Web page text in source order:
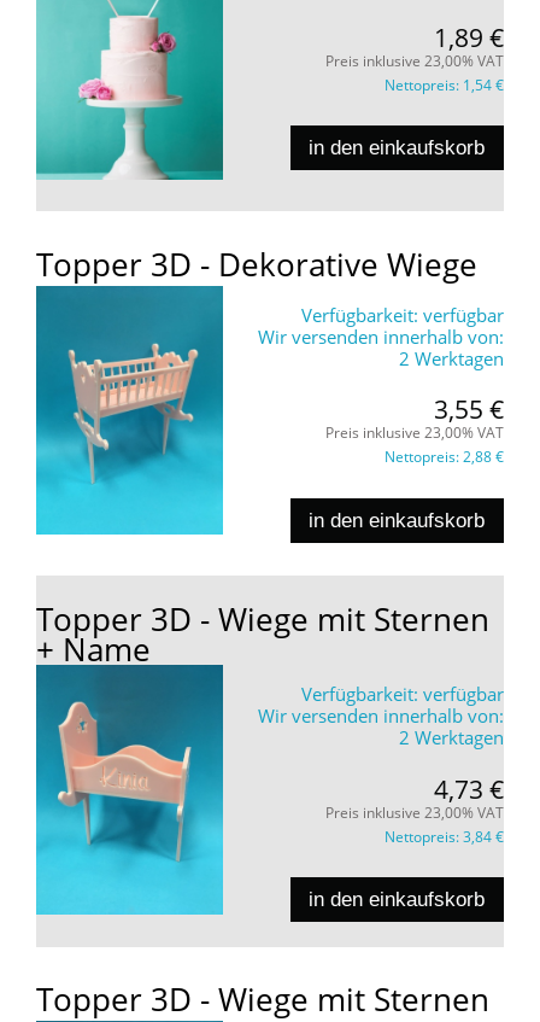
1,89 €
Preis inklusive 23,00% VAT
Nettopreis: 1,54 €
in den einkaufskorb
Topper 3D - Dekorative Wiege
Verfügbarkeit: verfügbar
Wir versenden innerhalb von:
2 Werktagen
3,55 €
Preis inklusive 23,00% VAT
Nettopreis:2,88 €
in den einkaufskorb
Topper 3D - Wiege mit Sternen
+ Name
Verfügbarkeit: verfügbar
Wir versenden innerhalb von:
2 Werktagen
4,73 €
Preis inklusive 23,00% VAT
Nettopreis:3,84 €
in den einkaufskorb
Topper 3D - Wiege mit Sternen